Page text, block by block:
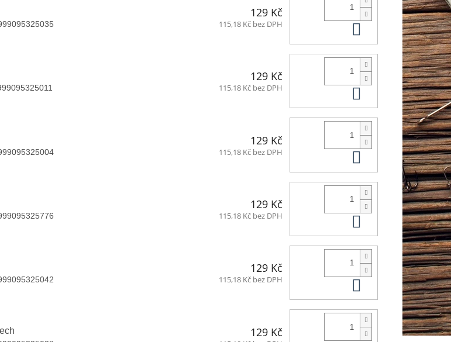
129 Kč
115,18 Kč bez DPH Do košíku
129 Kč
115,18 Kč bez DPH Do košíku
129 Kč
115,18 Kč bez DPH Do košíku
129 Kč
115,18 Kč bez DPH Do košíku
129 Kč
115,18 Kč bez DPH Do košíku
129 Kč